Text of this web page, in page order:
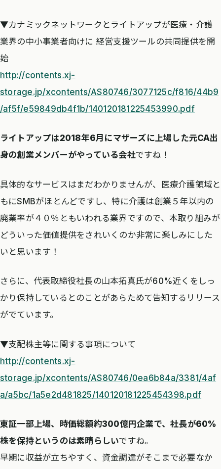
▼カナミックネットワークとライトアップが医療・介護
業界の中小事業者向けに 経営支援ツールの共同提供を開
始
http://contents.xj-
storage.jp/xcontents/AS80746/3077125c/f816/44b9
/af5f/e59849db4f1b/140120181225453990.pdf
ライトアップは2018年6月にマザーズに上場した元CA出
身の創業メンバーがやっている会社ですね！
具体的なサービスはまだわかりませんが、医療介護領域と
もにSMBがほとんどですし、特に介護は創業５年以内の
廃業率が４０％ともいわれる業界ですので、本取り組みが
どういった価値提供をされいくのか非常に楽しみにした
いと思います！
さらに、代表取締役社長の山本拓真氏が60%近くをしっ
かり保持しているとのことがあらためて告知するリリース
がでています。
▼支配株主等に関する事項について
http://contents.xj-
storage.jp/xcontents/AS80746/0ea6b84a/3381/4af
a/a5bc/1a5e2d481825/140120181225454398.pdf
東証一部上場、時価総額約300億円企業で、社長が60%
株を保持というのは素晴らしいですね。
早期に収益が立ちやすく、資金調達がそこまで必要なか